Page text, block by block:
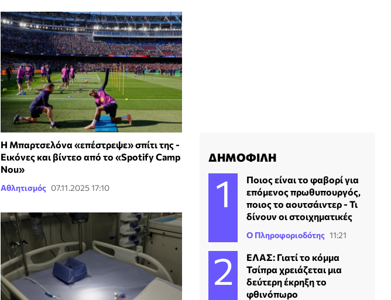
Η Μπαρτσελόνα «επέστρεψε» σπίτι της -
Εικόνες και βίντεο από το «Spotify Camp
Nou»
Αθλητισμός 07.11.2025 17:10
ΔΗΜΟΦΙΛΗ
Ποιος είναι το φαβορί για
επόμενος πρωθυπουργός,
ποιος το αουτσάιντερ - Τι
δίνουν οι στοιχηματικές
Ο Πληροφοριοδότης 11:21
ΕΛΑΣ: Γιατί το κόμμα
Τσίπρα χρειάζεται μια
δεύτερη έκρηξη το
φθινόπωρο